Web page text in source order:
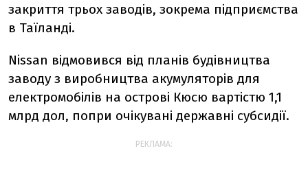
закриття трьох заводів, зокрема підприємства
в Таїланді.
Nissan відмовився від планів будівництва
заводу з виробництва акумуляторів для
електромобілів на острові Кюсю вартістю 1,1
млрд дол, попри очікувані державні субсидії.
РЕКЛАМА: